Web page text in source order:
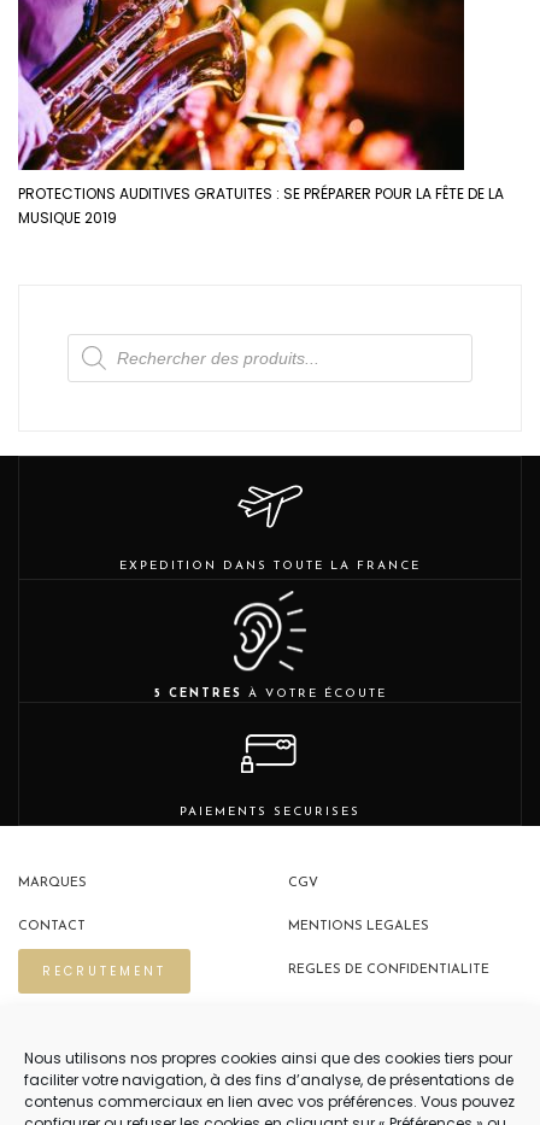
Nous utilisons nos propres cookies ainsi que des cookies tiers pour
faciliter votre navigation, à des fins d’analyse, de présentations de
contenus commerciaux en lien avec vos préférences. Vous pouvez
PROTECTIONS AUDITIVES GRATUITES : SE PRÉPARER POUR LA FÊTE DE LA
MUSIQUE 2019
Recherche
de
produits
EXPEDITION DANS TOUTE LA FRANCE
5 CENTRES À VOTRE ÉCOUTE
PAIEMENTS SECURISES
MARQUES
CONTACT
RECRUTEMENT
CGV
MENTIONS LEGALES
REGLES DE CONFIDENTIALITE